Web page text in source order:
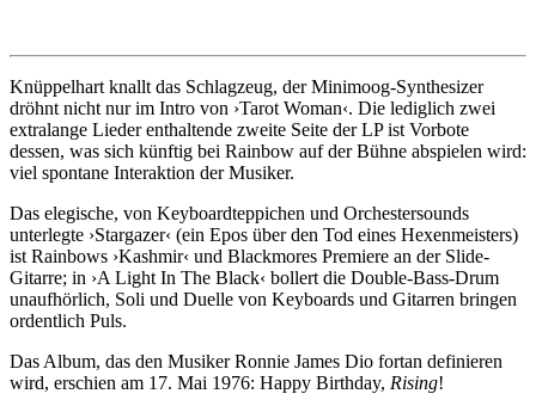
Knüppelhart knallt das Schlagzeug, der Minimoog-Synthesizer
dröhnt nicht nur im Intro von ›Tarot Woman‹. Die lediglich zwei
extralange Lieder enthaltende zweite Seite der LP ist Vorbote
dessen, was sich künftig bei Rainbow auf der Bühne abspielen wird:
viel spontane Interaktion der Musiker.
Das elegische, von Keyboardteppichen und Orchestersounds
unterlegte ›Stargazer‹ (ein Epos über den Tod eines Hexenmeisters)
ist Rainbows ›Kashmir‹ und Blackmores Premiere an der Slide-
Gitarre; in ›A Light In The Black‹ bollert die Double-Bass-Drum
unaufhörlich, Soli und Duelle von Keyboards und Gitarren bringen
ordentlich Puls.
Das Album, das den Musiker Ronnie James Dio fortan definieren
wird, erschien am 17. Mai 1976: Happy Birthday, Rising!